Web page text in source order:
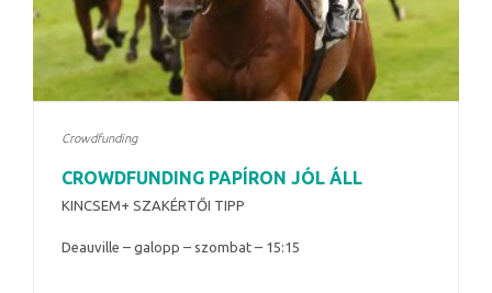
Crowdfunding
CROWDFUNDING PAPÍRON JÓL ÁLL
KINCSEM+ SZAKÉRTŐI TIPP
Deauville – galopp – szombat – 15:15